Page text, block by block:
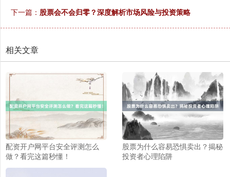
下一篇： 股票会不会归零？深度解析市场风险与投资策略
相关文章
配资开户网平台安全评测怎么
做？看完这篇秒懂！
股票为什么容易恐惧卖出？揭秘
投资者心理陷阱
沪深300 4702.02 +7.59 +0.16%
北证50 1122.88 -11.37 -1.00%